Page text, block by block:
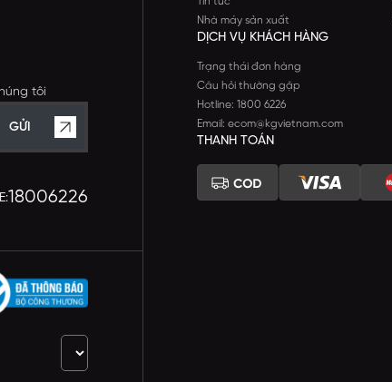
tôi
GỬI
18006226
Nhà máy sản xuất
DỊCH VỤ KHÁCH HÀNG
Trạng thái đơn hàng
Câu hỏi thường gặp
Hotline: 1800 6226
Email: ecom@kgvietnam.com
THANH TOÁN